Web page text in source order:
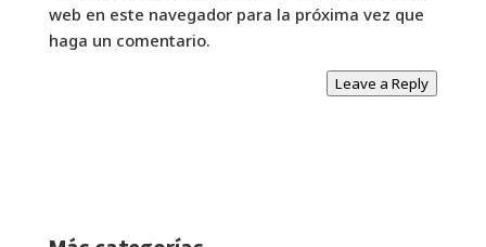
web en este navegador para la próxima vez que
haga un comentario.
Leave a Reply